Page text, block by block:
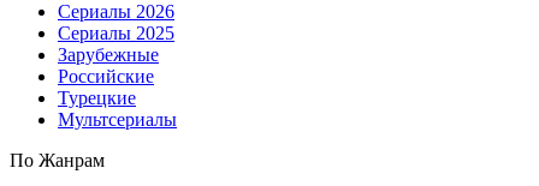
Сериалы 2026
Сериалы 2025
Зарубежные
Российские
Турецкие
Мультсериалы
По Жанрам